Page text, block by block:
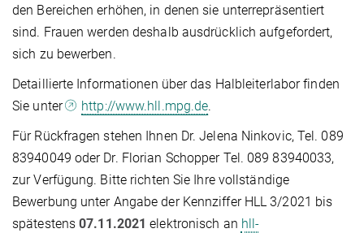
den Bereichen erhöhen, in denen sie unterrepräsentiert
sind. Frauen werden deshalb ausdrücklich aufgefordert,
sich zu bewerben.
Detaillierte Informationen über das Halbleiterlabor finden
Sie unter
http://www.hll.mpg.de.
Für Rückfragen stehen Ihnen Dr. Jelena Ninkovic, Tel. 089
83940049 oder Dr. Florian Schopper Tel. 089 83940033,
zur Verfügung. Bitte richten Sie Ihre vollständige
Bewerbung unter Angabe der Kennziffer HLL 3/2021 bis
spätestens07.11.2021 elektronisch an hll-